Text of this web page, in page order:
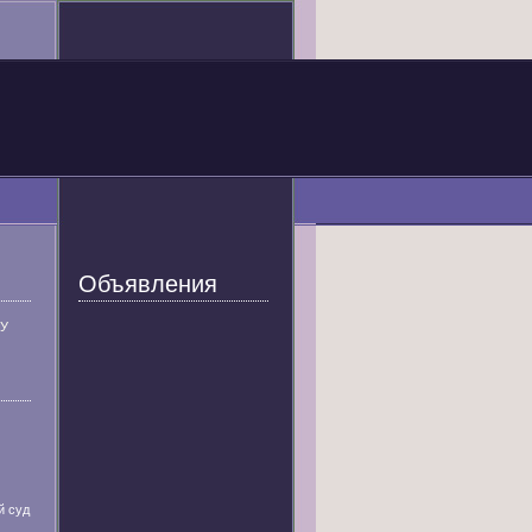
суд
Объявления